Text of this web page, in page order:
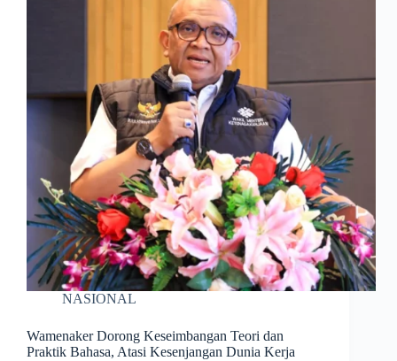
NASIONAL
Wamenaker Dorong Keseimbangan Teori dan
Praktik Bahasa, Atasi Kesenjangan Dunia Kerja